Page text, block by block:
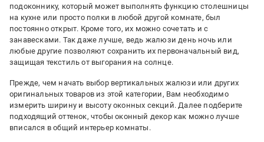
подоконнику, который может выполнять функцию столешницы
на кухне или просто полки в любой другой комнате, был
постоянно открыт. Кроме того, их можно сочетать и с
занавесками. Так даже лучше, ведь жалюзи день ночь или
любые другие позволяют сохранить их первоначальный вид,
защищая текстиль от выгорания на солнце.
Прежде, чем начать выбор вертикальных жалюзи или других
оригинальных товаров из этой категории, Вам необходимо
измерить ширину и высоту оконных секций. Далее подберите
подходящий оттенок, чтобы оконный декор как можно лучше
вписался в общий интерьер комнаты.